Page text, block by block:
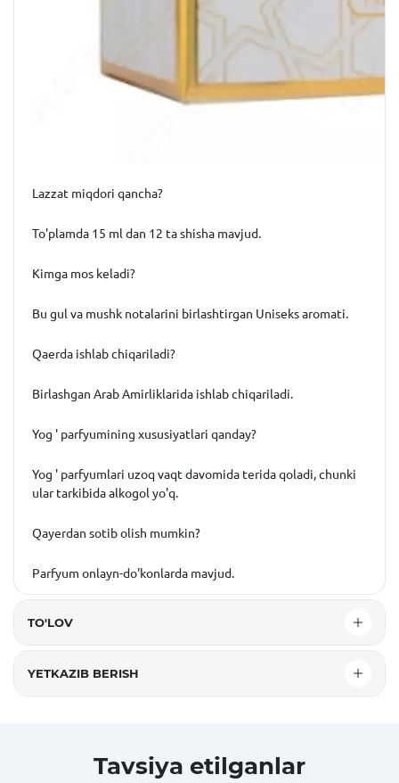
Lazzat miqdori qancha?
To'plamda 15 ml dan 12 ta shisha mavjud.
Kimga mos keladi?
Bu gul va mushk notalarini birlashtirgan Uniseks aromati.
Qaerda ishlab chiqariladi?
Birlashgan Arab Amirliklarida ishlab chiqariladi.
Yog ' parfyumining xususiyatlari qanday?
Yog ' parfyumlari uzoq vaqt davomida terida qoladi, chunki
ular tarkibida alkogol yo'q.
Qayerdan sotib olish mumkin?
Parfyum onlayn-do'konlarda mavjud.
TO'LOV
YETKAZIB BERISH
Tavsiya etilganlar